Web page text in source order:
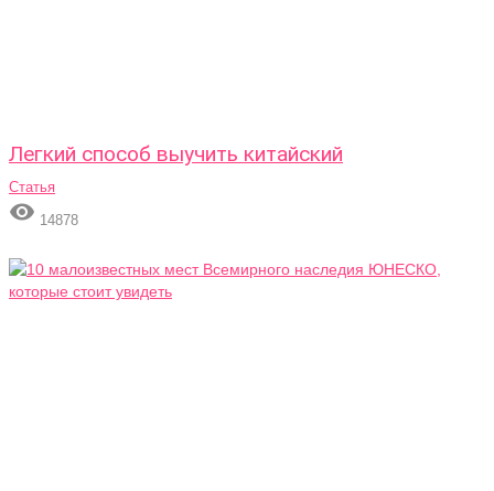
Легкий способ выучить китайский
Статья
 14878